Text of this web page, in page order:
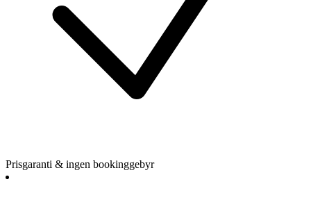
Prisgaranti & ingen bookinggebyr